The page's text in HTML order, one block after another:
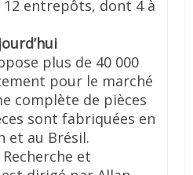
entrepôts, dont 4 à
plus de 40 000
pour le marché
complète de pièces
sont fabriquées en
et au Brésil.
et